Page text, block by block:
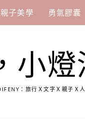
親子美學 勇氣膠囊
小
：旅行Ｘ文字Ｘ親子Ｘ